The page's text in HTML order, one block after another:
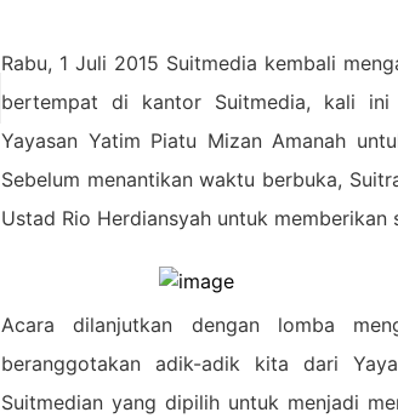
Rabu, 1 Juli 2015 Suitmedia kembali
bertempat di kantor Suitmedia, kali ini
Yayasan Yatim Piatu Mizan Amanah
Sebelum menantikan waktu berbuka,
Ustad Rio Herdiansyah untuk
Acara dilanjutkan dengan lomba
beranggotakan adik-adik kita dari
Suitmedian yang dipilih untuk menjadi